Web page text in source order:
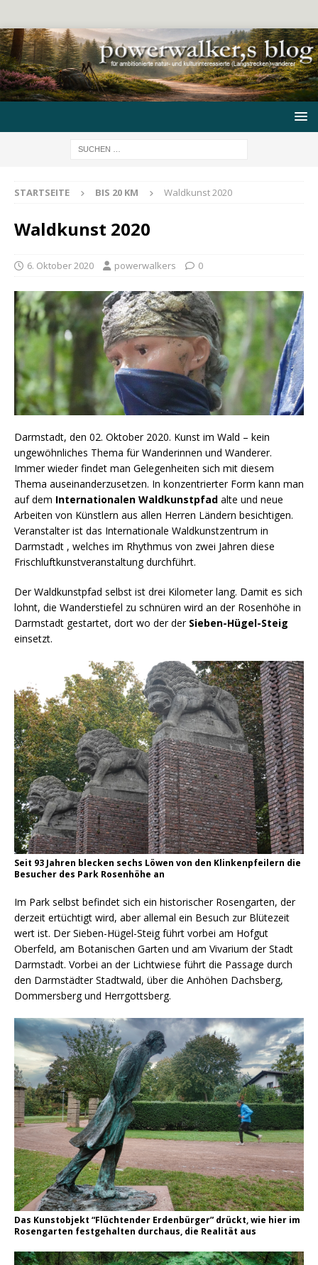
STARTSEITE BIS 20 KM Waldkunst 2020
Waldkunst 2020
6. Oktober 2020 powerwalkers 0
Darmstadt, den 02. Oktober 2020. Kunst im Wald – kein
ungewöhnliches Thema für Wanderinnen und Wanderer.
Immer wieder findet man Gelegenheiten sich mit diesem
Thema auseinanderzusetzen. In konzentrierter Form kann man
auf dem Internationalen Waldkunstpfad alte und neue
Arbeiten von Künstlern aus allen Herren Ländern besichtigen.
Veranstalter ist das Internationale Waldkunstzentrum in
Darmstadt , welches im Rhythmus von zwei Jahren diese
Frischluftkunstveranstaltung durchführt.
Der Waldkunstpfad selbst ist drei Kilometer lang. Damit es sich
lohnt, die Wanderstiefel zu schnüren wird an der Rosenhöhe in
Darmstadt gestartet, dort wo der der Sieben-Hügel-Steig
einsetzt.
Seit 93 Jahren blecken sechs Löwen von den Klinkenpfeilern die
Besucher des Park Rosenhöhe an
Im Park selbst befindet sich ein historischer Rosengarten, der
derzeit ertüchtigt wird, aber allemal ein Besuch zur Blütezeit
wert ist. Der Sieben-Hügel-Steig führt vorbei am Hofgut
Oberfeld, am Botanischen Garten und am Vivarium der Stadt
Darmstadt. Vorbei an der Lichtwiese führt die Passage durch
den Darmstädter Stadtwald, über die Anhöhen Dachsberg,
Dommersberg und Herrgottsberg.
Das Kunstobjekt “Flüchtender Erdenbürger” drückt, wie hier im
Rosengarten festgehalten durchaus, die Realität aus